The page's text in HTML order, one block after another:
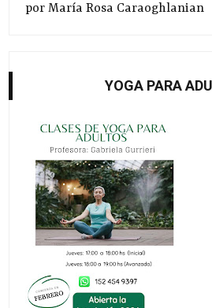
por María Rosa Caraoghlanian
YOGA PARA